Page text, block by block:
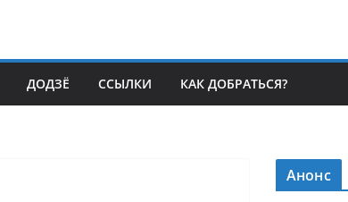
ДОДЗЁ ССЫЛКИ КАК ДОБРАТЬСЯ?
Анонс